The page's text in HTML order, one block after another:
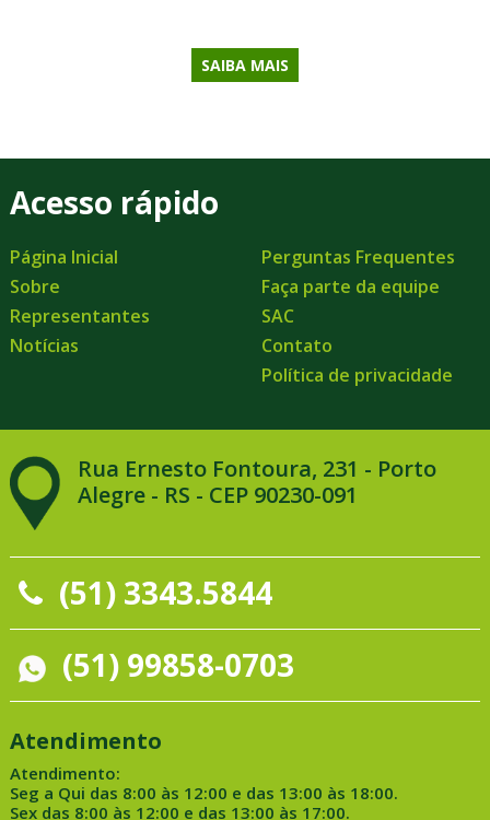
SAIBA MAIS
Acesso rápido
Página Inicial
Sobre
Representantes
Notícias
Perguntas Frequentes
Faça parte da equipe
SAC
Contato
Política de privacidade
Rua Ernesto Fontoura, 231 - Porto
Alegre - RS - CEP 90230-091
(51) 3343.5844
(51) 99858-0703
Atendimento
Atendimento:
Seg a Qui das 8:00 às 12:00 e das 13:00 às 18:00.
Sex das 8:00 às 12:00 e das 13:00 às 17:00.